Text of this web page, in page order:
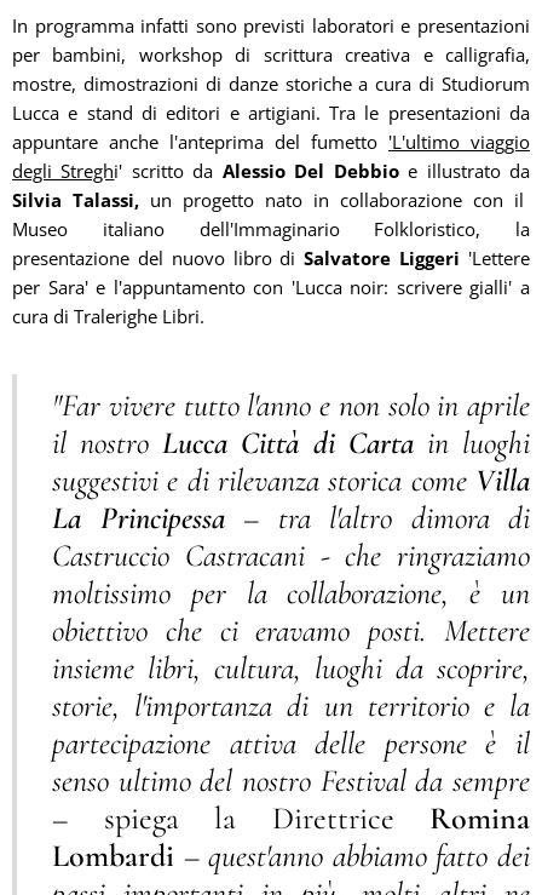
In programma infatti sono previsti laboratori e presentazioni
per bambini, workshop di scrittura creativa e calligrafia,
mostre, dimostrazioni di danze storiche a cura di Studiorum
Lucca e stand di editori e artigiani. Tra le presentazioni da
appuntare anche l'anteprima del fumetto 'L'ultimo viaggio
degli Streghi' scritto da Alessio Del Debbioe illustrato da
Silvia Talassi, un progetto nato in collaborazione con il
Museo italiano dell'Immaginario Folkloristico, la
presentazione del nuovo libro di Salvatore Liggeri 'Lettere
per Sara' e l'appuntamento con 'Lucca noir: scrivere gialli' a
cura di Tralerighe Libri.
"Far vivere tutto l'anno e non solo in aprile
il nostroLucca Città di Cartain luoghi
suggestivi e di rilevanza storica come Villa
La Principessa– tra l'altro dimora di
Castruccio Castracani - che ringraziamo
moltissimo per la collaborazione, è un
obiettivo che ci eravamo posti. Mettere
insieme libri, cultura, luoghi da scoprire,
storie, l'importanza di un territorio e la
partecipazione attiva delle persone è il
senso ultimo del nostro Festival da sempre
– spiega la Direttrice Romina
Lombardi – quest'anno abbiamo fatto dei